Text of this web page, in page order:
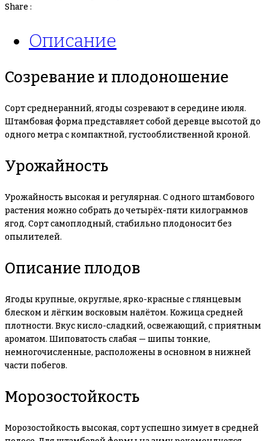
на
Яркий
Share :
Описание
Созревание и плодоношение
Сорт среднеранний, ягоды созревают в середине июля.
Штамбовая форма представляет собой деревце высотой до
одного метра с компактной, густооблиственной кроной.
Урожайность
Урожайность высокая и регулярная. С одного штамбового
растения можно собрать до четырёх-пяти килограммов
ягод. Сорт самоплодный, стабильно плодоносит без
опылителей.
Описание плодов
Ягоды крупные, округлые, ярко-красные с глянцевым
блеском и лёгким восковым налётом. Кожица средней
плотности. Вкус кисло-сладкий, освежающий, с приятным
ароматом. Шиповатость слабая — шипы тонкие,
немногочисленные, расположены в основном в нижней
части побегов.
Морозостойкость
Морозостойкость высокая, сорт успешно зимует в средней